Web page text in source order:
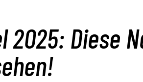
2025: Diese